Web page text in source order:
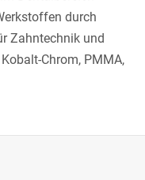
durch
Zahntechnik und
Chrom, PMMA,